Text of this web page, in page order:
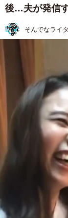
後…夫が発信
そんでなライ